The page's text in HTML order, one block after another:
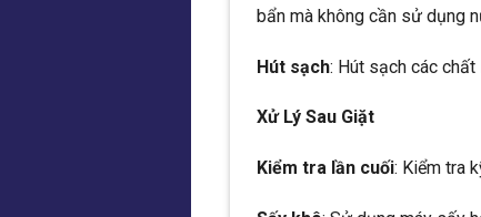
bẩn mà không cần sử dụng
Hút sạch: Hút sạch các
Xử Lý Sau Giặt
Kiểm tra lần cuối: Kiểm tra